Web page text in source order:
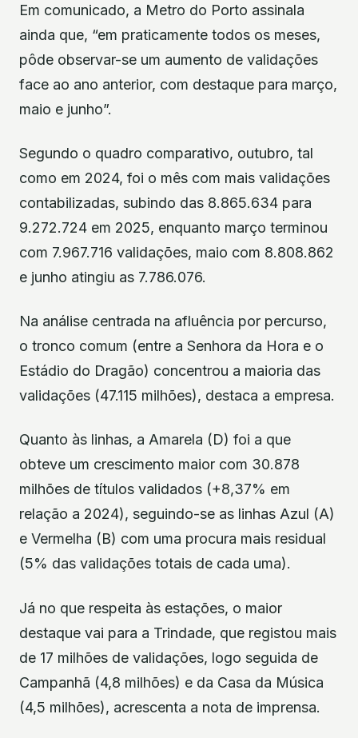
Em comunicado, a Metro do Porto assinala
ainda que, “em praticamente todos os meses,
pôde observar-se um aumento de validações
face ao ano anterior, com destaque para março,
maio e junho”.
Segundo o quadro comparativo, outubro, tal
como em 2024, foi o mês com mais validações
contabilizadas, subindo das 8.865.634 para
9.272.724 em 2025, enquanto março terminou
com 7.967.716 validações, maio com 8.808.862
e junho atingiu as 7.786.076.
Na análise centrada na afluência por percurso,
o tronco comum (entre a Senhora da Hora e o
Estádio do Dragão) concentrou a maioria das
validações (47.115 milhões), destaca a empresa.
Quanto às linhas, a Amarela (D) foi a que
obteve um crescimento maior com 30.878
milhões de títulos validados (+8,37% em
relação a 2024), seguindo-se as linhas Azul (A)
e Vermelha (B) com uma procura mais residual
(5% das validações totais de cada uma).
Já no que respeita às estações, o maior
destaque vai para a Trindade, que registou mais
de 17 milhões de validações, logo seguida de
Campanhã (4,8 milhões) e da Casa da Música
(4,5 milhões), acrescenta a nota de imprensa.